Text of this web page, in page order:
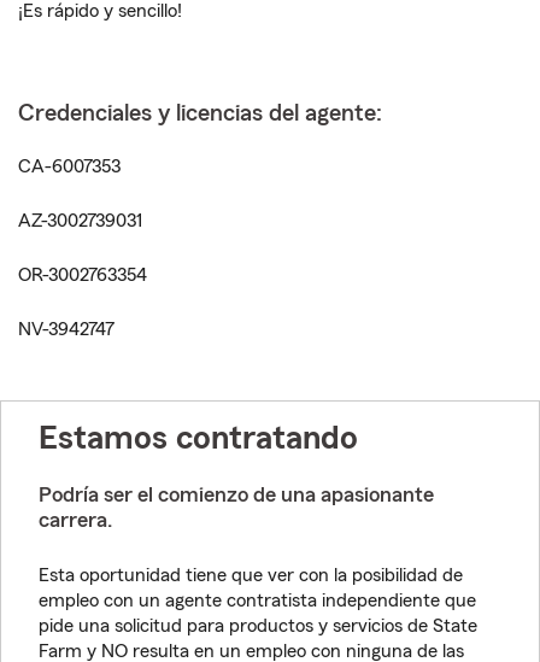
¡Es rápido y sencillo!
Credenciales y licencias del agente:
CA-6007353
AZ-3002739031
OR-3002763354
NV-3942747
Estamos contratando
Podría ser el comienzo de una apasionante
carrera.
Esta oportunidad tiene que ver con la posibilidad de
empleo con un agente contratista independiente que
pide una solicitud para productos y servicios de State
Farm y NO resulta en un empleo con ninguna de las